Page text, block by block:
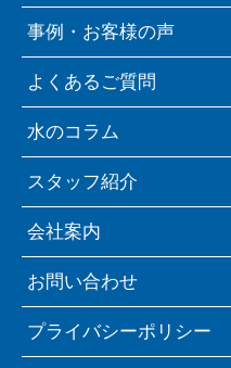
事例・お客様の声
よくあるご質問
水のコラム
スタッフ紹介
会社案内
お問い合わせ
プライバシーポリシー